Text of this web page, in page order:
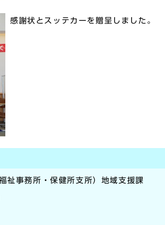
感謝状とスッテカーを贈呈しました。
祉事務所・保健所支所）地域支援課